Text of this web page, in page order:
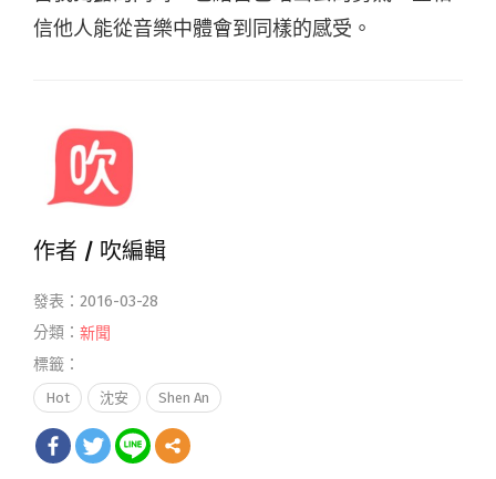
信他人能從音樂中體會到同樣的感受。
作者 / 吹編輯
發表：2016-03-28
分類： 新聞
標籤：
Hot 沈安 Shen An